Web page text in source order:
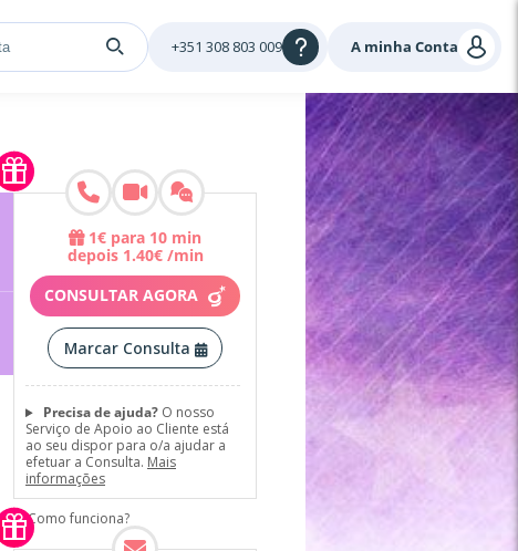
A minha Conta
+351 308 803 009
1€ para 10 min
depois 1.40€/min
CONSULTAR AGORA
Marcar Consulta
Precisa de ajuda?O nosso
Serviço de Apoio ao Cliente está
ao seu dispor para o/a ajudar a
efetuar a Consulta. Mais
informações
Como funciona?